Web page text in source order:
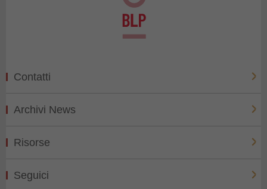
Contatti
Archivi News
Risorse
Seguici